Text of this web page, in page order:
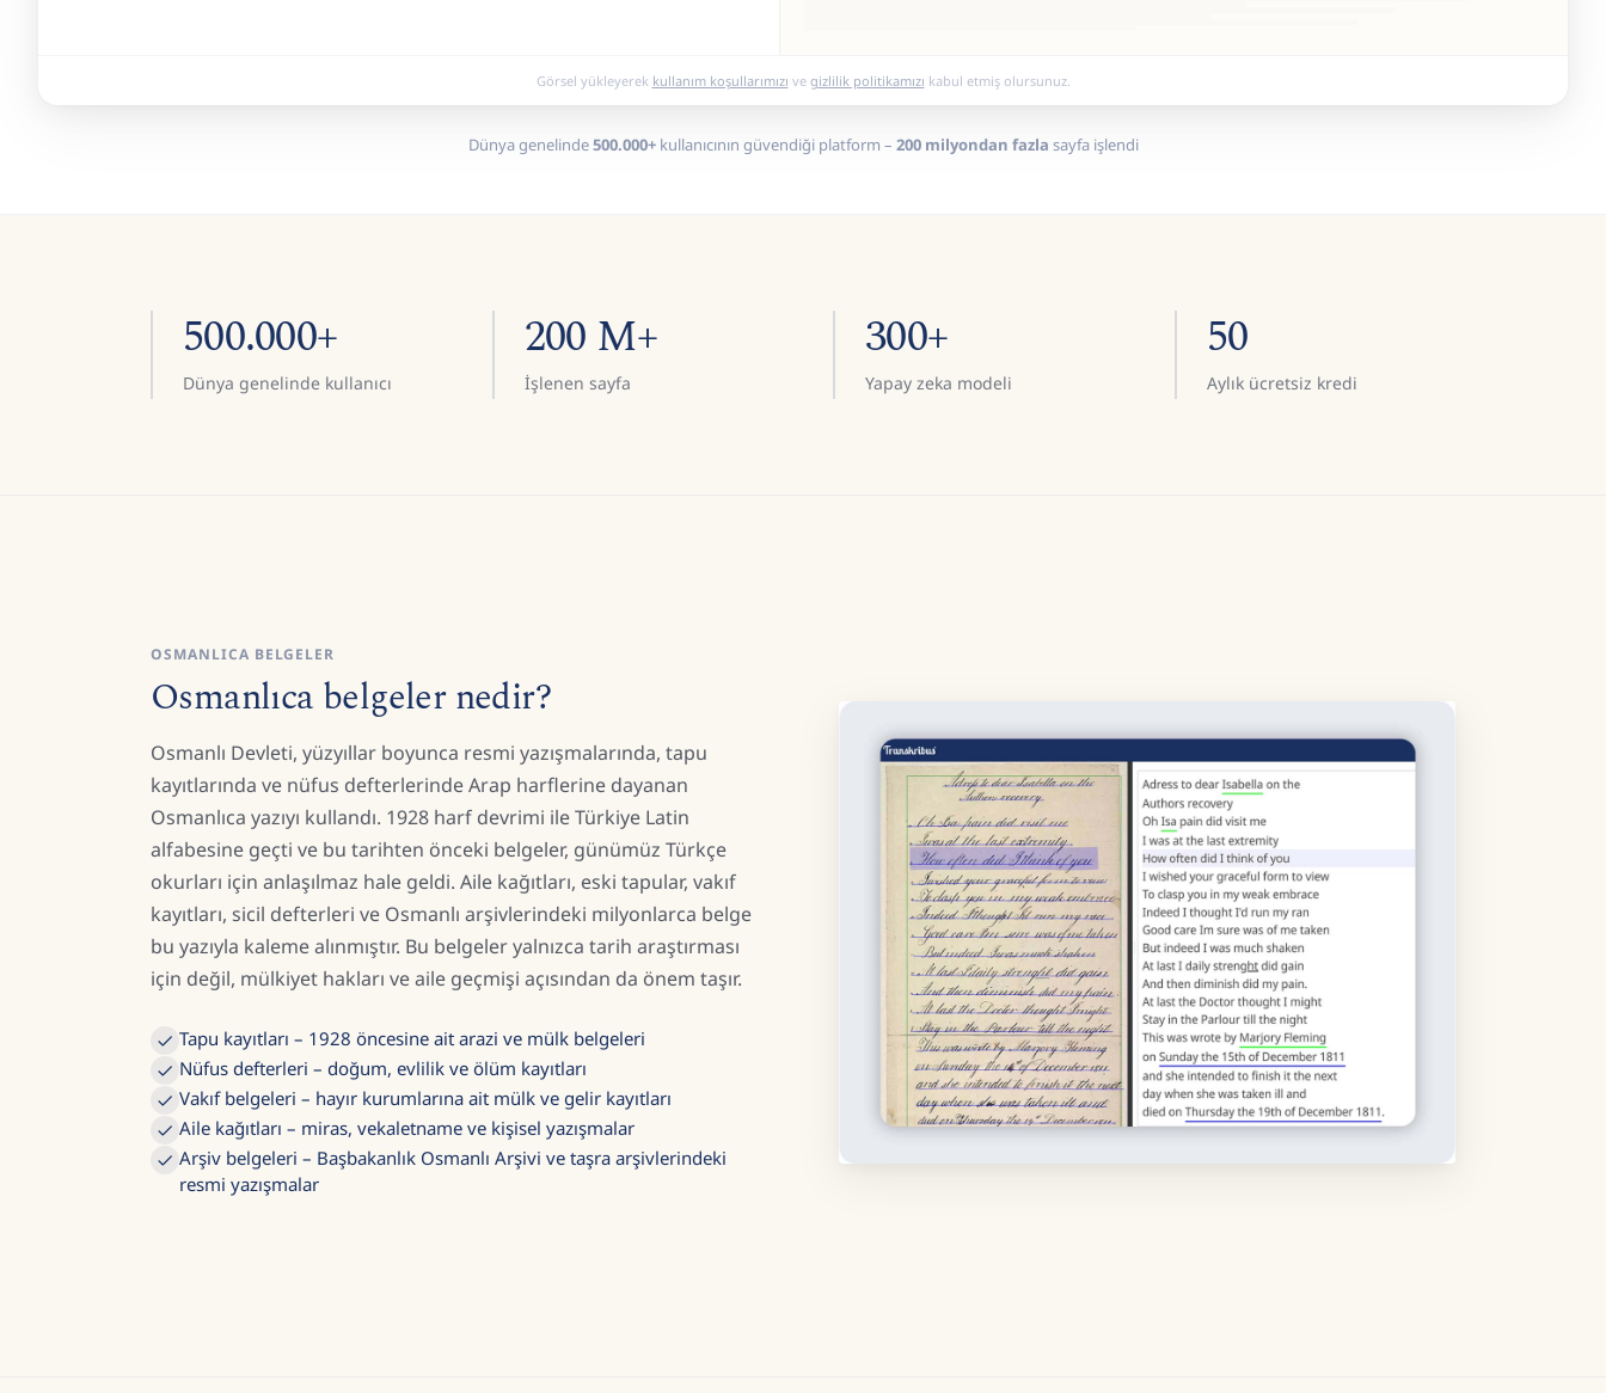
Görsel yükleyerek kullanım koşullarımızı ve gizlilik politikamızı kabul etmiş olursunuz.
Dünya genelinde500.000+kullanıcının güvendiği platform – 200 milyondan fazla sayfa işlendi
500.000+
Dünya genelinde kullanıcı
200 M+
İşlenen sayfa
300+
Yapay zeka modeli
50
Aylık ücretsiz kredi
OSMANLICA BELGELER
Osmanlıca belgeler nedir?
Osmanlı Devleti, yüzyıllar boyunca resmi yazışmalarında, tapu
kayıtlarında ve nüfus defterlerinde Arap harflerine dayanan
Osmanlıca yazıyı kullandı. 1928 harf devrimi ile Türkiye Latin
alfabesine geçti ve bu tarihten önceki belgeler, günümüz Türkçe
okurları için anlaşılmaz hale geldi. Aile kağıtları, eski tapular, vakıf
kayıtları, sicil defterleri ve Osmanlı arşivlerindeki milyonlarca belge
bu yazıyla kaleme alınmıştır. Bu belgeler yalnızca tarih araştırması
için değil, mülkiyet hakları ve aile geçmişi açısından da önem taşır.
Tapu kayıtları – 1928 öncesine ait arazi ve mülk belgeleri
Nüfus defterleri – doğum, evlilik ve ölüm kayıtları
Vakıf belgeleri – hayır kurumlarına ait mülk ve gelir kayıtları
Aile kağıtları – miras, vekaletname ve kişisel yazışmalar
Arşiv belgeleri – Başbakanlık Osmanlı Arşivi ve taşra arşivlerindeki
resmi yazışmalar